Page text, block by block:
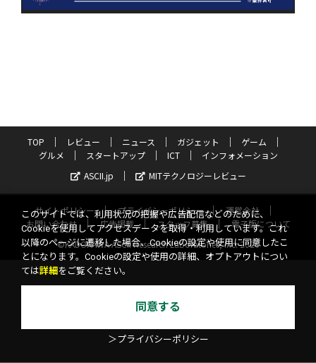
TOP レビュー ニュース ガジェット
ゲーム
グルメ
スタートアップ ICT
インフォメーション
ASCII.jp
MITテクノロジーレビュー
サイトポリシー プライバシーポリシー
運営会社
お問い合わせ
広告掲載 スタッフ募集
電子版について
©KADOKAWA ASCII Research Laboratories, Inc. 2026
このサイトでは、利用状況の把握や広告配信などのために、
Cookieを使用してアクセスデータを取得・利用しています。これ
以降のページに遷移した場合、Cookieの設定や使用に同意したこ
とになります。Cookieの設定や使用の詳細、オプトアウトについ
ては詳細 をご覧ください。
同意する
＞プライバシーポリシー